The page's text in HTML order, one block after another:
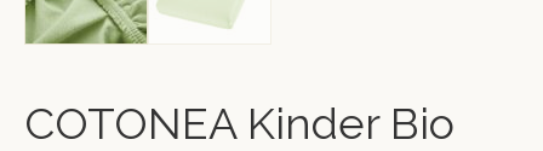
COTONEA Kinder Bio